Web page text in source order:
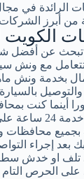
الرائدة في
من أبرز
الكويت
تبحث عن أفضل
مع ونش
بخدمة ونش
أينما كنت
الطرقات.
بجميع محافظات
بعد إجراء
او خدش سطحة
على الحرص